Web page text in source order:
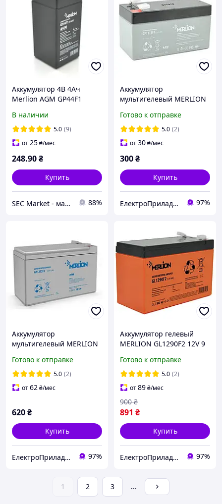
Аккумулятор 4В 4Ач
Merlion AGM GP44F1
20hr для фонаря, для
весов
В наличии
5.0 (9)
от25₴/мес
248.90₴
Купить
SEC Market - магазин систем безопасности №1 88%
Аккумулятор
мультигелевый MERLION
(батарея для ИБП)
Готово к отправке
5.0 (2)
от30₴/мес
300₴
Купить
ЕлектроПриладТехСервіс 97%
Аккумулятор
мультигелевый MERLION
(батарея для ИБП)
Готово к отправке
5.0 (2)
от62₴/мес
620₴
Купить
ЕлектроПриладТехСервіс 97%
Аккумулятор гелевый
MERLION GL1290F2 12V 9
Готово к отправке
5.0 (2)
от89₴/мес
891 ₴
900 ₴
Купить
ЕлектроПриладТехСервіс 97%
1 2 3 ...